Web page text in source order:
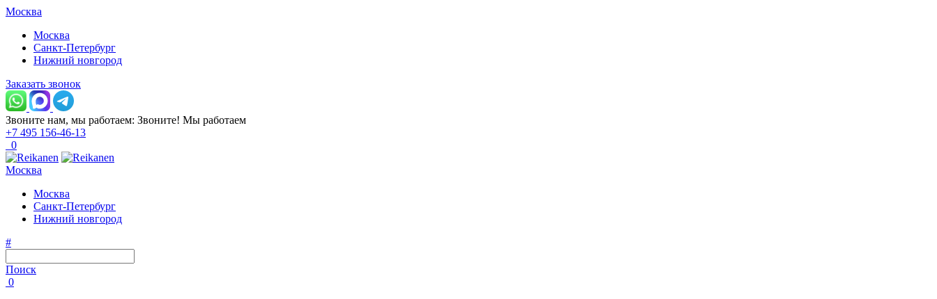
Москва
Москва
Санкт-Петербург
Нижний новгород
Заказать звонок
Звоните нам, мы работаем: Звоните! Мы работаем
+7 495 156-46-13
0
Москва
Москва
Санкт-Петербург
Нижний новгород
#
Поиск
0